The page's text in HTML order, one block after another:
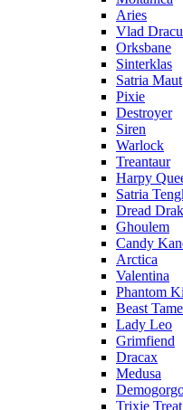
Aries
Vlad
Orksbane
Sinterklas
Satria Maut
Pixie
Destroyer
Siren
Warlock
Treantaur
Harpy
Satria
Dread
Ghoulem
Candy
Arctica
Valentina
Phantom
Beast
Lady Leo
Grimfiend
Dracax
Medusa
Trixie Treat